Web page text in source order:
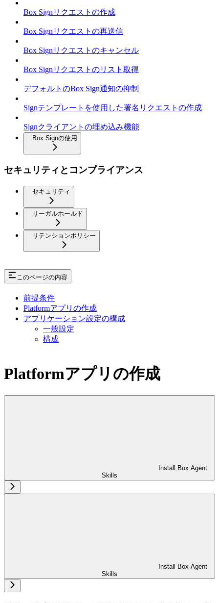
Box Signリクエストの作成
Box Signリクエストの再送信
Box Signリクエストのキャンセル
Box Signリクエストのリスト取得
デフォルトのBox Sign通知の抑制
Signテンプレートを使用した署名リクエストの作成
Signクライアントの埋め込み機能
Box Signの使用
セキュリティとコンプライアンス
セキュリティ
リーガルホールド
リテンションポリシー
このページの内容
前提条件
Platformアプリの作成
アプリケーション設定の構成
一般設定
構成
Platformアプリの作成
Install Box Agent
Skills
Install Box Agent
Skills